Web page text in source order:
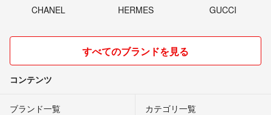
CHANEL HERMES GUCCI
すべてのブランドを見る
コンテンツ
ブランド一覧 カテゴリ一覧